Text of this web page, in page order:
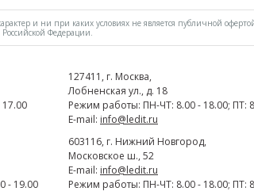
и ни при каких условиях не является публичной
Федерации.
127411 , г. Москва,
Лобненская ул., д. 18
Режим работы: ПН-ЧТ: 8.00 - 18.00; ПТ:
E-mail: info@ledit.ru
- 19.00
603116, г. Нижний Новгород,
Московское ш., 52
E-mail: info@ledit.ru
Режим работы: ПН-ЧТ: 8.00 - 18.00; ПТ: